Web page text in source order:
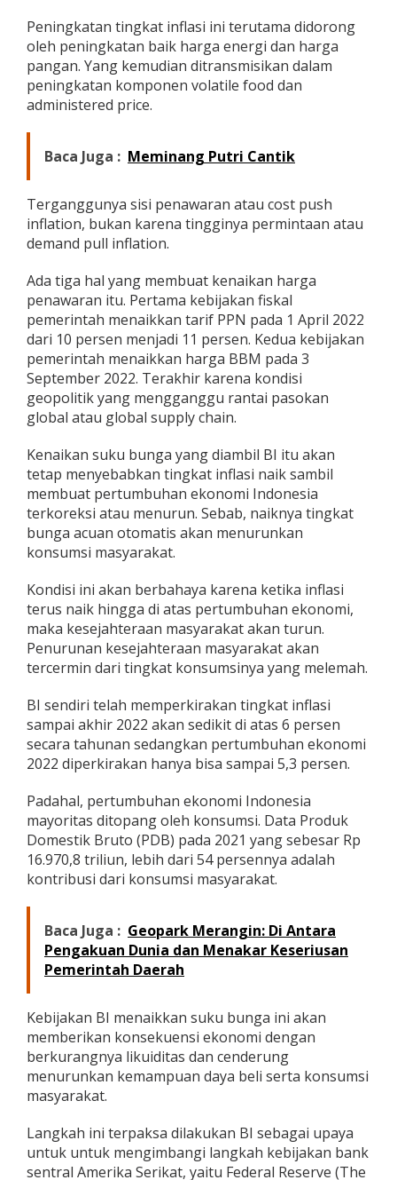
Peningkatan tingkat inflasi ini terutama didorong
oleh peningkatan baik harga energi dan harga
pangan. Yang kemudian ditransmisikan dalam
peningkatan komponen volatile food dan
administered price.
Baca Juga : Meminang Putri Cantik
Terganggunya sisi penawaran atau cost push
inflation, bukan karena tingginya permintaan atau
demand pull inflation.
Ada tiga hal yang membuat kenaikan harga
penawaran itu. Pertama kebijakan fiskal
pemerintah menaikkan tarif PPN pada 1 April 2022
dari 10 persen menjadi 11 persen. Kedua kebijakan
pemerintah menaikkan harga BBM pada 3
September 2022. Terakhir karena kondisi
geopolitik yang mengganggu rantai pasokan
global atau global supply chain.
Kenaikan suku bunga yang diambil BI itu akan
tetap menyebabkan tingkat inflasi naik sambil
membuat pertumbuhan ekonomi Indonesia
terkoreksi atau menurun. Sebab, naiknya tingkat
bunga acuan otomatis akan menurunkan
konsumsi masyarakat.
Kondisi ini akan berbahaya karena ketika inflasi
terus naik hingga di atas pertumbuhan ekonomi,
maka kesejahteraan masyarakat akan turun.
Penurunan kesejahteraan masyarakat akan
tercermin dari tingkat konsumsinya yang melemah.
BI sendiri telah memperkirakan tingkat inflasi
sampai akhir 2022 akan sedikit di atas 6 persen
secara tahunan sedangkan pertumbuhan ekonomi
2022 diperkirakan hanya bisa sampai 5,3 persen.
Padahal, pertumbuhan ekonomi Indonesia
mayoritas ditopang oleh konsumsi. Data Produk
Domestik Bruto (PDB) pada 2021 yang sebesar Rp
16.970,8 triliun, lebih dari 54 persennya adalah
kontribusi dari konsumsi masyarakat.
Baca Juga : Geopark Merangin: Di Antara
Pengakuan Dunia dan Menakar Keseriusan
Pemerintah Daerah
Kebijakan BI menaikkan suku bunga ini akan
memberikan konsekuensi ekonomi dengan
berkurangnya likuiditas dan cenderung
menurunkan kemampuan daya beli serta konsumsi
masyarakat.
Langkah ini terpaksa dilakukan BI sebagai upaya
untuk untuk mengimbangi langkah kebijakan bank
sentral Amerika Serikat, yaitu Federal Reserve (The